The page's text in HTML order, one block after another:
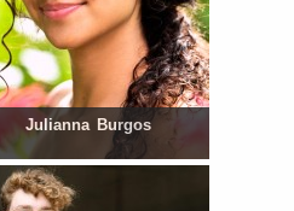
Julianna Burgos